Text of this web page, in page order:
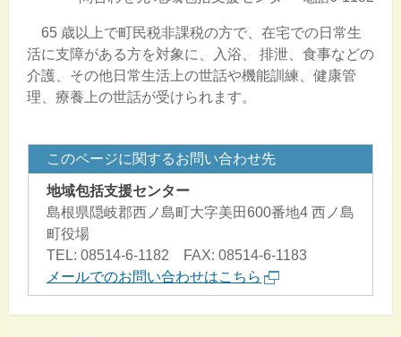
65 歳以上で町民税非課税の方で、在宅での日常生
活に支障がある方を対象に、入浴、 排泄、食事などの
介護、その他日常生活上の世話や機能訓練、健康管
理、療養上の世話が受けられます。
このページに関するお問い合わせ先
地域包括支援センター
島根県隠岐郡西ノ島町大字美田600番地4 西ノ島
町役場
TEL: 08514-6-1182 FAX: 08514-6-1183
メールでのお問い合わせはこちら